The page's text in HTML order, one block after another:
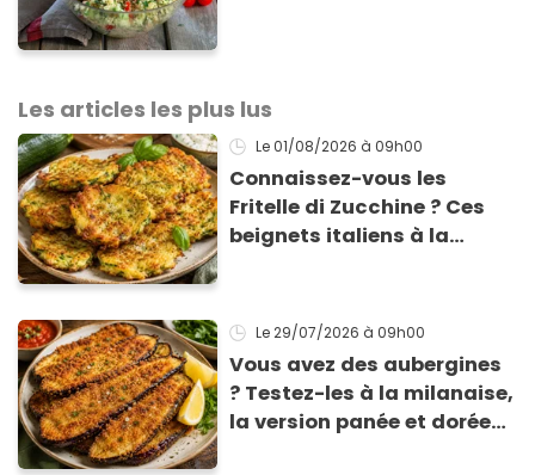
Les articles les plus lus
Le 01/08/2026 à 09h00
Connaissez-vous les
Fritelle di Zucchine ? Ces
beignets italiens à la
Le 29/07/2026 à 09h00
Vous avez des aubergines
? Testez-les à la milanaise,
la version panée et dorée